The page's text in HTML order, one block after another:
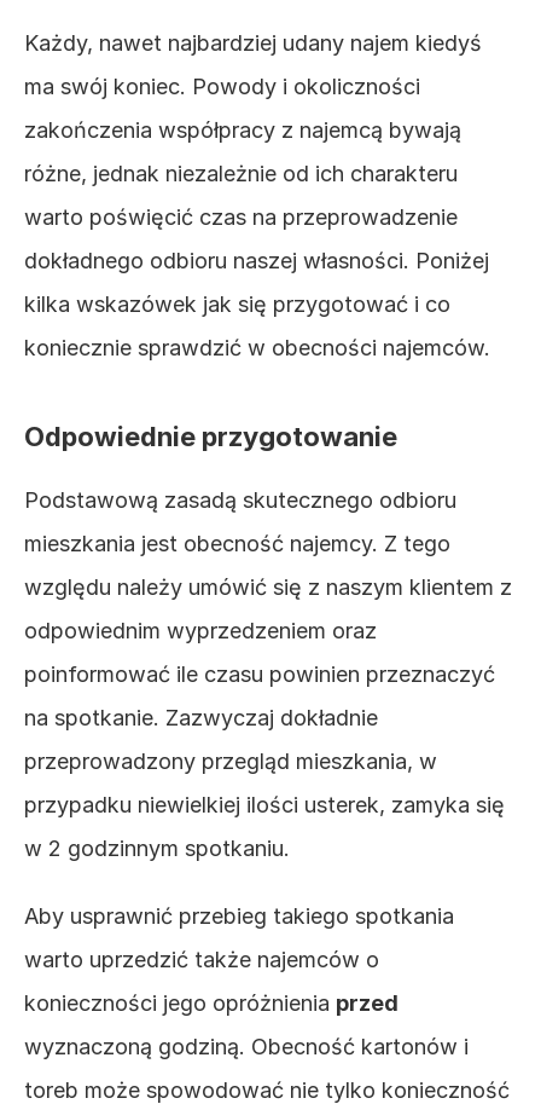
Każdy, nawet najbardziej udany najem kiedyś
ma swój koniec. Powody i okoliczności
zakończenia współpracy z najemcą bywają
różne, jednak niezależnie od ich charakteru
warto poświęcić czas na przeprowadzenie
dokładnego odbioru naszej własności. Poniżej
kilka wskazówek jak się przygotować i co
koniecznie sprawdzić w obecności najemców.
Odpowiednie przygotowanie
Podstawową zasadą skutecznego odbioru
mieszkania jest obecność najemcy. Z tego
względu należy umówić się z naszym klientem z
odpowiednim wyprzedzeniem oraz
poinformować ile czasu powinien przeznaczyć
na spotkanie. Zazwyczaj dokładnie
przeprowadzony przegląd mieszkania, w
przypadku niewielkiej ilości usterek, zamyka się
w 2 godzinnym spotkaniu.
Aby usprawnić przebieg takiego spotkania
warto uprzedzić także najemców o
konieczności jego opróżnienia
wyznaczoną godziną. Obecność kartonów i
toreb może spowodować nie tylko konieczność